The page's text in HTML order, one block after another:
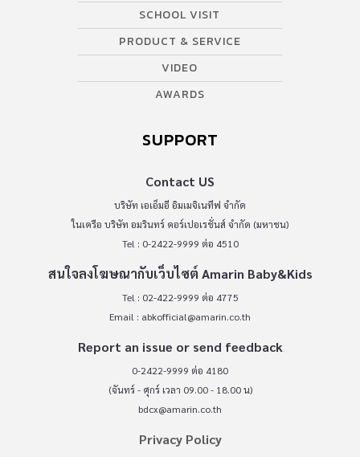
SCHOOL VISIT
PRODUCT & SERVICE
VIDEO
AWARDS
SUPPORT
Contact US
บริษัท เอเอ็มอี อิมเมจิเนทีฟ จำกัด
ในเครือ บริษัท อมรินทร์ คอร์เปอเรชั่นส์ จำกัด (มหาชน)
Tel : 0-2422-9999 ต่อ 4510
สนใจลงโฆษณากับเว็บไซต์ Amarin Baby&Kids
Tel : 02-422-9999 ต่อ 4775
Email : abkofficial@amarin.co.th
Report an issue or send feedback
0-2422-9999 ต่อ 4180
(จันทร์ - ศุกร์ เวลา 09.00 - 18.00 น)
bdcx@amarin.co.th
Privacy Policy